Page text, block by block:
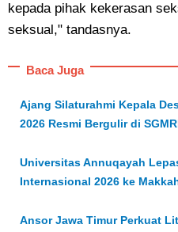
kepada pihak kekerasan
seksual," tandasnya.
Baca Juga
Ajang Silaturahmi Kepala
2026 Resmi Bergulir di
Universitas Annuqayah
Internasional 2026 ke
Ansor Jawa Timur Perkuat